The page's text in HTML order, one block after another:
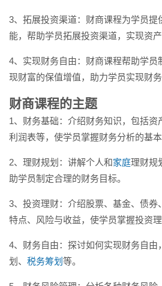
3、拓展投资渠道：财商课程为学员提
能，帮助学员拓展投资渠道，实现资产
4、实现财务自由：财商课程帮助学员
现财富的保值增值，助力学员实现财务
财商课程的主题
1、财务基础：介绍财务知识，包括资
利润表等，使学员掌握财务分析的基本
2、理财规划：讲解个人和家庭理财规
助学员制定合理的财务目标。
3、投资理财：介绍股票、基金、债券
特点、风险与收益，使学员掌握投资理
4、财务自由：探讨如何实现财务自由
划、 税务筹划 等。